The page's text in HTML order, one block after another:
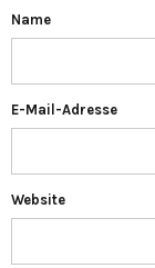
Name
E-Mail-Adresse
Website